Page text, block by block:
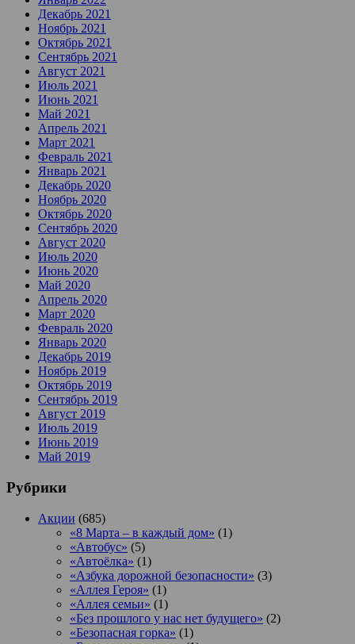
Декабрь 2021
Ноябрь 2021
Октябрь 2021
Сентябрь 2021
Август 2021
Июль 2021
Июнь 2021
Май 2021
Апрель 2021
Март 2021
Февраль 2021
Январь 2021
Декабрь 2020
Ноябрь 2020
Октябрь 2020
Сентябрь 2020
Август 2020
Июль 2020
Июнь 2020
Май 2020
Апрель 2020
Март 2020
Февраль 2020
Январь 2020
Декабрь 2019
Ноябрь 2019
Октябрь 2019
Сентябрь 2019
Август 2019
Июль 2019
Июнь 2019
Май 2019
Рубрики
Акции (685)
«8 Марта – в каждый дом» (1)
«Автобус» (5)
«Автоёлка» (1)
«Азбука дорожной безопасности» (3)
«Аллея Героя» (1)
«Аллея семьи» (1)
«Без прошлого у нас нет будущего» (2)
«Безопасная горка» (1)